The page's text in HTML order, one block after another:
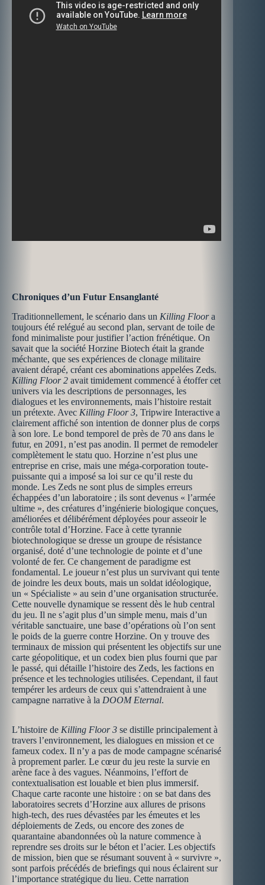
Chroniques d’un Futur Ensanglanté
Traditionnellement, le scénario dans un Killing Floora
toujours été relégué au second plan, servant de toile de
fond minimaliste pour justifier l’action frénétique. On
savait que la société Horzine Biotech était la grande
méchante, que ses expériences de clonage militaire
avaient dérapé, créant ces abominations appelées Zeds.
Killing Floor 2 avait timidement commencé à étoffer cet
univers via les descriptions de personnages, les
dialogues et les environnements, mais l’histoire restait
un prétexte. Avec Killing Floor 3, Tripwire Interactive a
clairement affiché son intention de donner plus de corps
à son lore. Le bond temporel de près de 70 ans dans le
futur, en 2091, n’est pas anodin. Il permet de remodeler
complètement le statu quo. Horzine n’est plus une
entreprise en crise, mais une méga-corporation toute-
puissante qui a imposé sa loi sur ce qu’il reste du
monde. Les Zeds ne sont plus de simples erreurs
échappées d’un laboratoire ; ils sont devenus « l’armée
ultime », des créatures d’ingénierie biologique conçues,
améliorées et délibérément déployées pour asseoir le
contrôle total d’Horzine. Face à cette tyrannie
biotechnologique se dresse un groupe de résistance
organisé, doté d’une technologie de pointe et d’une
volonté de fer. Ce changement de paradigme est
fondamental. Le joueur n’est plus un survivant qui tente
de joindre les deux bouts, mais un soldat idéologique,
un « Spécialiste » au sein d’une organisation structurée.
Cette nouvelle dynamique se ressent dès le hub central
du jeu. Il ne s’agit plus d’un simple menu, mais d’un
véritable sanctuaire, une base d’opérations où l’on sent
le poids de la guerre contre Horzine. On y trouve des
terminaux de mission qui présentent les objectifs sur une
carte géopolitique, et un codex bien plus fourni que par
le passé, qui détaille l’histoire des Zeds, les factions en
présence et les technologies utilisées. Cependant, il faut
tempérer les ardeurs de ceux qui s’attendraient à une
campagne narrative à la DOOM Eternal.
L’histoire de Killing Floor 3 se distille principalement à
travers l’environnement, les dialogues en mission et ce
fameux codex. Il n’y a pas de mode campagne scénarisé
à proprement parler. Le cœur du jeu reste la survie en
arène face à des vagues. Néanmoins, l’effort de
contextualisation est louable et bien plus immersif.
Chaque carte raconte une histoire : on se bat dans des
laboratoires secrets d’Horzine aux allures de prisons
high-tech, des rues dévastées par les émeutes et les
déploiements de Zeds, ou encore des zones de
quarantaine abandonnées où la nature commence à
reprendre ses droits sur le béton et l’acier. Les objectifs
de mission, bien que se résumant souvent à « survivre »,
sont parfois précédés de briefings qui nous éclairent sur
l’importance stratégique du lieu. Cette narration